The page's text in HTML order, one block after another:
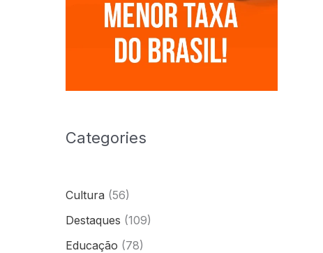
Categories
Cultura (56)
Destaques (109)
Educação (78)